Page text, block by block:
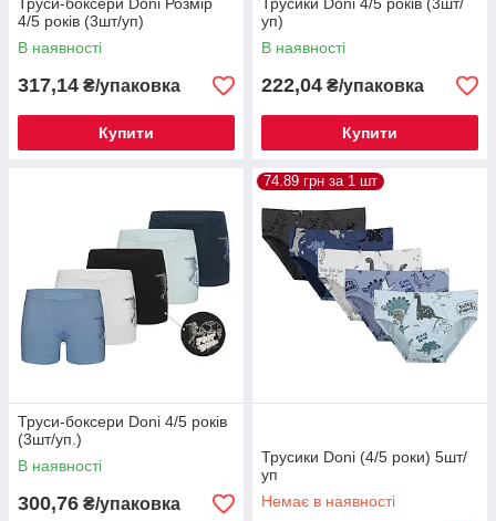
4/5 років (3шт/уп)
В наявності
317,14 ₴/упаковка
Купити
уп)
В наявності
222,04 ₴/упаковка
Купити
Труси-боксери Donі 4/5 років
(3шт/уп.)
В наявності
300,76 ₴/упаковка
74.89 грн за 1 шт
Трусики Donі (4/5 роки) 5шт/
уп
Немає в наявності